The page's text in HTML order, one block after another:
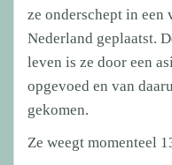
ze onderschept in een
Nederland geplaatst.
leven is ze door een
opgevoed en van
gekomen.
Ze weegt momenteel